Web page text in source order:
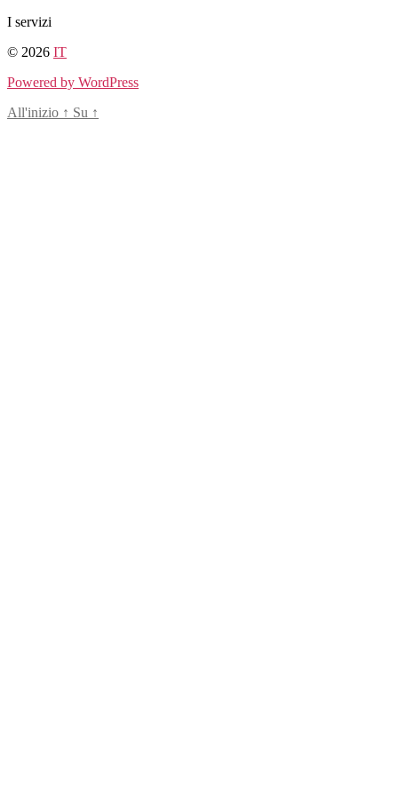
Salta
contenuto
I servizi
© 2026 IT
Powered by WordPress
All'inizio ↑ Su ↑